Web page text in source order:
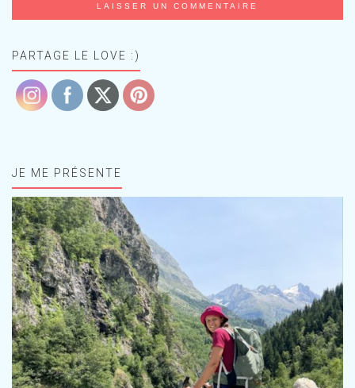
PARTAGE LE LOVE :)
JE ME PRÉSENTE